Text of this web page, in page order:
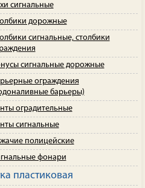
сигнальные
дорожные
сигнальные, столбики
сигнальные дорожные
ограждения
барьеры)
оградительные
сигнальные
полицейские
фонари
пластиковая